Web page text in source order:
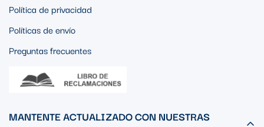
Política de privacidad
Políticas de envío
Preguntas frecuentes
MANTENTE ACTUALIZADO CON NUESTRAS